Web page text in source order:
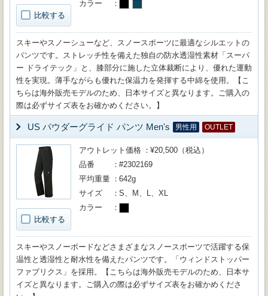
比較する
カラー
スキーやスノーシューなど、スノースポーツに最適なシルエットの
パンツです。ストレッチ性を備えた独自の防水透湿性素材「スーパ
ー ドライテック」と、膝部分に施した立体裁断により、優れた運動
性を実現。薄手ながらも優れた保温力を発揮する中綿を使用。【こ
ちらは海外販売モデルのため、日本サイズと異なります。ご購入の
際は必ずサイズ表をお確かめください。】
US パウダーグライド パンツ Men's 男性用 OUTLET
比較する
アウトレット価格
¥20,500（税込）
品番
#2302169
平均重量
642g
サイズ
S、M、L、XL
カラー
スキーやスノーボードなどさまざまなスノースポーツで活躍する保
温性と透湿性と耐水性を備えたパンツです。「ウィンドストッパー
ファブリクス」を採用。【こちらは海外販売モデルのため、日本サ
イズと異なります。ご購入の際は必ずサイズ表をお確かめくださ